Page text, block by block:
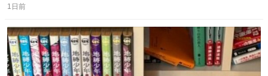
信
ト
数
数
1日前